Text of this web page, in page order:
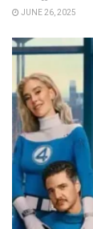
JUNE 26, 2025